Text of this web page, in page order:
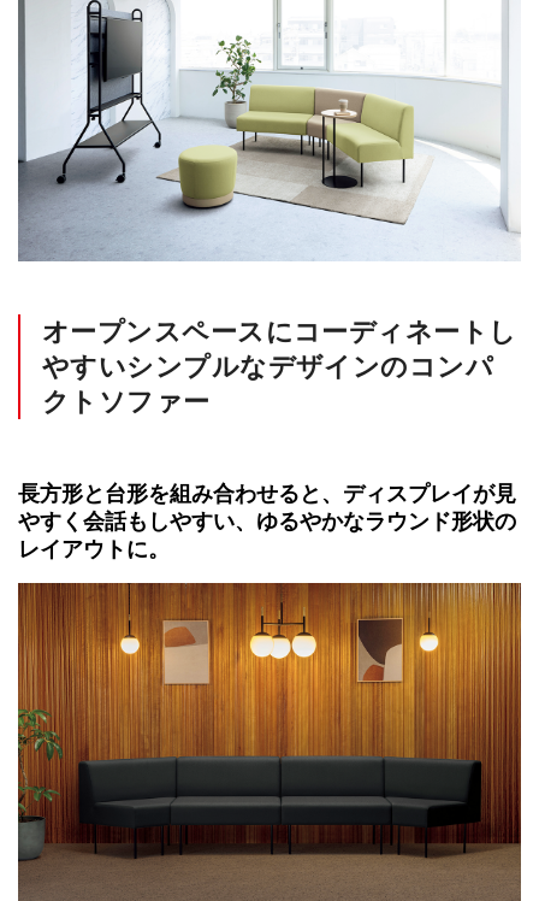
オープンスペースにコーディネートし
やすいシンプルなデザインのコンパ
クトソファー
長方形と台形を組み合わせると、ディスプレイが見
やすく会話もしやすい、ゆるやかなラウンド形状の
レイアウトに。